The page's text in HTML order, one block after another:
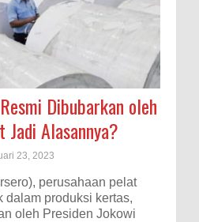
Dibubarkan oleh
Alasannya?
23, 2023
perusahaan pelat
dalam produksi kertas,
oleh Presiden Jokowi